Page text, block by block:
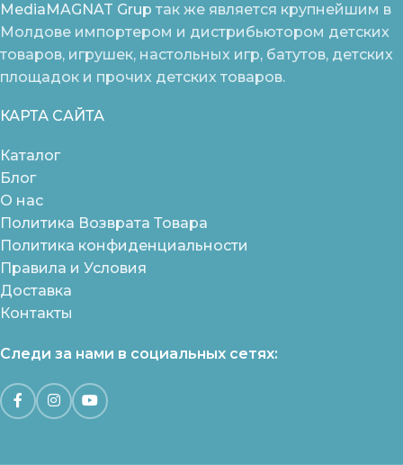
MediaMAGNAT Grup так же является крупнейшим в
Молдове импортером и дистрибьютором детских
товаров, игрушек, настольных игр, батутов, детских
площадок и прочих детских товаров.
КАРТА САЙТА
Каталог
Блог
О нас
Политика Возврата Товара
Политика конфиденциальности
Правила и Условия
Доставка
Контакты
Следи за нами в социальных сетях: